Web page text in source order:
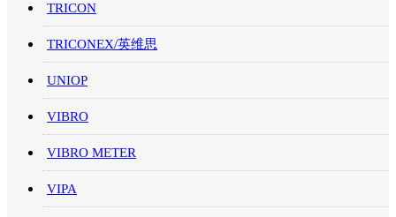
TRICON
TRICONEX/英维思
UNIOP
VIBRO
VIBRO METER
VIPA